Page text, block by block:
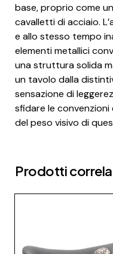
base, proprio come
cavalletti di acciaio.
e allo stesso tempo
elementi metallici
una struttura solida
un tavolo dalla
sensazione di
sfidare le
del peso visivo di
Prodotti